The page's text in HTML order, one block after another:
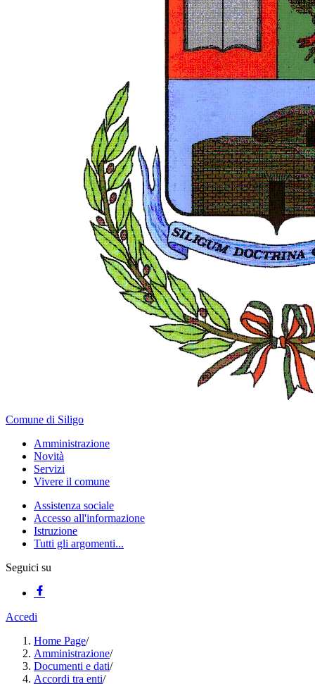
Comune di Siligo
Amministrazione
Novità
Servizi
Vivere il comune
Assistenza sociale
Accesso all'informazione
Istruzione
Tutti gli argomenti...
Seguici su
Accedi
Home Page/
Amministrazione/
Documenti e dati/
Accordi tra enti/